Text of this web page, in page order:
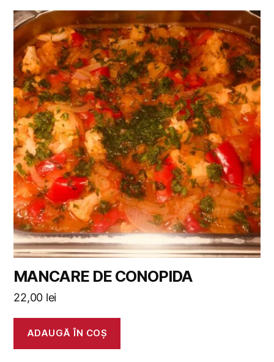
MANCARE DE CONOPIDA
22,00 lei
ADAUGĂ ÎN COȘ